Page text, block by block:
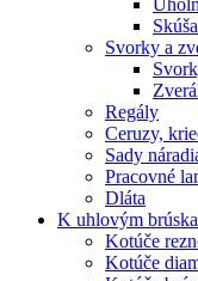
Svorky a
Regály
Ceruzy,
Sady
Pracovné
Dláta
K uhlovým
Kotúče
Kotúče